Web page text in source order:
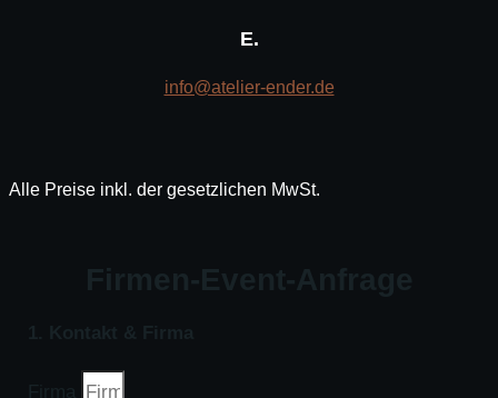
E.
info@atelier-ender.de
Alle Preise inkl. der gesetzlichen MwSt.